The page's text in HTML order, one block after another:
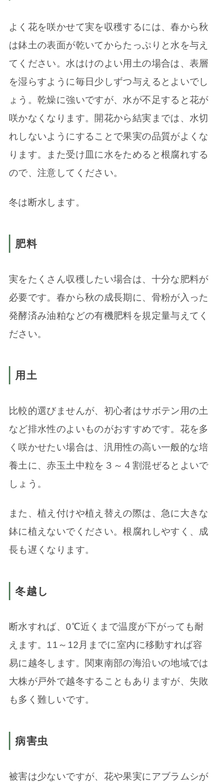
よく花を咲かせて実を収穫するには、春から秋
は鉢土の表面が乾いてからたっぷりと水を与え
てください。水はけのよい用土の場合は、表層
を湿らすように毎日少しずつ与えるとよいでし
ょう。乾燥に強いですが、水が不足すると花が
咲かなくなります。開花から結実までは、水切
れしないようにすることで果実の品質がよくな
ります。また受け皿に水をためると根腐れする
ので、注意してください。
冬は断水します。
肥料
実をたくさん収穫したい場合は、十分な肥料が
必要です。春から秋の成長期に、骨粉が入った
発酵済み油粕などの有機肥料を規定量与えてく
ださい。
用土
比較的選びませんが、初心者はサボテン用の土
など排水性のよいものがおすすめです。花を多
く咲かせたい場合は、汎用性の高い一般的な培
養土に、赤玉土中粒を３～４割混ぜるとよいで
しょう。
また、植え付けや植え替えの際は、急に大きな
鉢に植えないでください。根腐れしやすく、成
長も遅くなります。
冬越し
断水すれば、0℃近くまで温度が下がっても耐
えます。11～12月までに室内に移動すれば容
易に越冬します。関東南部の海沿いの地域では
大株が戸外で越冬することもありますが、失敗
も多く難しいです。
病害虫
被害は少ないですが、花や果実にアブラムシが